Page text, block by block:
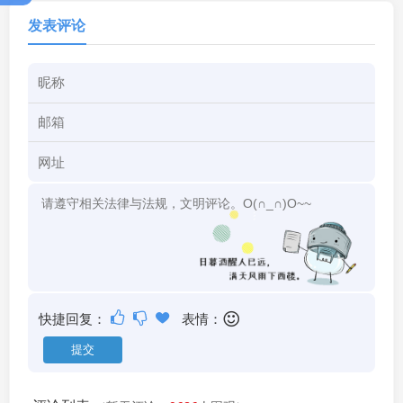
发表评论
快捷回复： 表情：